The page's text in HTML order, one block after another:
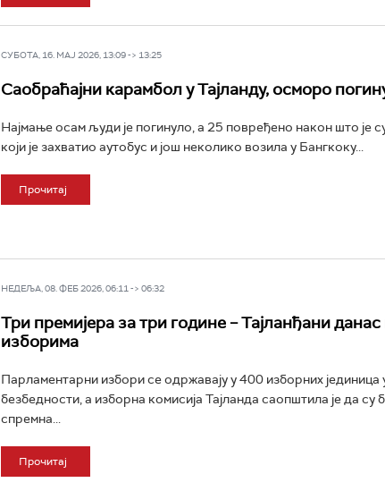
СУБОТА, 16. МАЈ 2026, 13:09 -> 13:25
Саобраћајни карамбол у Тајланду, осморо
Најмање осам људи је погинуло, а 25 повређено након што је
који је захватио аутобус и још неколико возила у Бангкоку...
Прочитај
НЕДЕЉА, 08. ФЕБ 2026, 06:11 -> 06:32
Три премијера за три године – Тајланђани
изборима
Парламентарни избори се одржавају у 400 изборних јединица
безбедности, а изборна комисија Тајланда саопштила је да су
спремна...
Прочитај